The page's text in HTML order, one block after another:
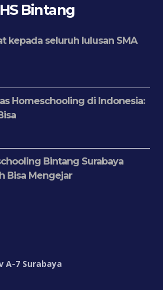
Bintang
kepada seluruh lulusan SMA
Homeschooling di Indonesia:
Bintang Surabaya
Bisa Mengejar
A-7 Surabaya